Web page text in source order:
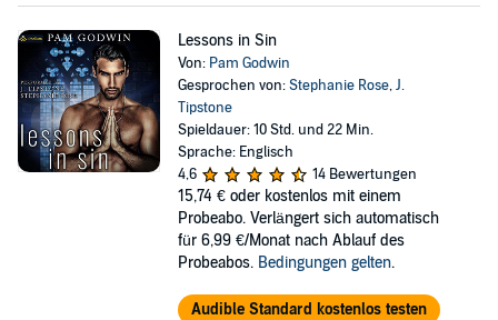
Lessons in Sin
Von: Pam Godwin
Gesprochen von:Stephanie Rose,J.
Tipstone
Spieldauer: 10 Std. und 22 Min.
Sprache: Englisch
4,6
14 Bewertungen
15,74 € oder kostenlos mit einem
Probeabo. Verlängert sich automatisch
für 6,99 €/Monat nach Ablauf des
Probeabos. Bedingungen gelten.
Audible Standard kostenlos testen